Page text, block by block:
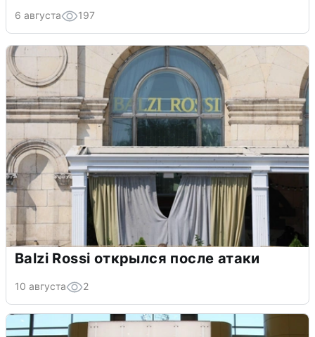
6 августа 197
Balzi Rossi открылся после атаки
10 августа 2